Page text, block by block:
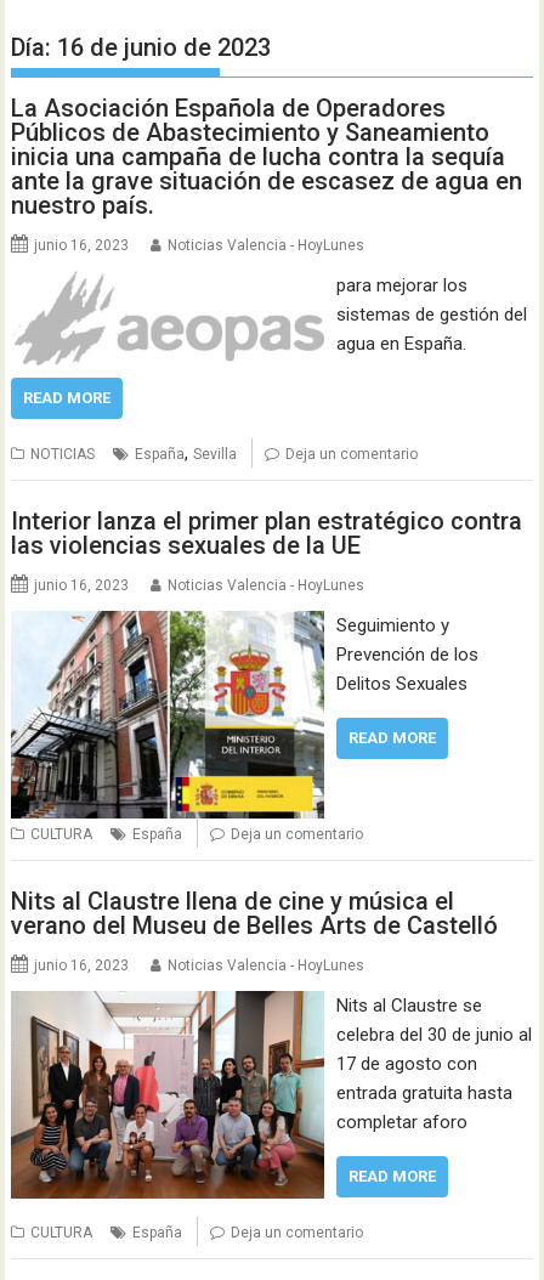
Día: 16 de junio de 2023
La Asociación Española de Operadores
Públicos de Abastecimiento y Saneamiento
inicia una campaña de lucha contra la sequía
ante la grave situación de escasez de agua en
nuestro país.
junio 16, 2023 Noticias Valencia - HoyLunes
para mejorar los
sistemas de gestión del
agua en España.
READ MORE
NOTICIAS España,Sevilla Deja un comentario
Interior lanza el primer plan estratégico contra
las violencias sexuales de la UE
junio 16, 2023 Noticias Valencia - HoyLunes
Seguimiento y
Prevención de los
Delitos Sexuales
READ MORE
CULTURA España Deja un comentario
Nits al Claustre llena de cine y música el
verano del Museu de Belles Arts de Castelló
junio 16, 2023 Noticias Valencia - HoyLunes
Nits al Claustre se
celebra del 30 de junio al
17 de agosto con
entrada gratuita hasta
completar aforo
READ MORE
CULTURA España Deja un comentario